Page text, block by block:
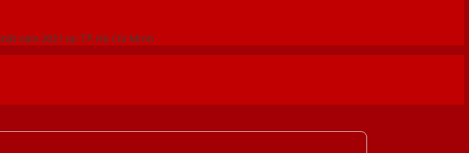
năm 2021 tại TP. Hồ Chí Minh